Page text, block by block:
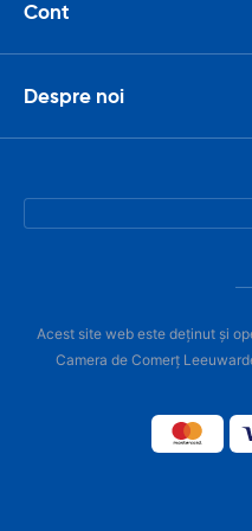
Cont
Despre noi
Acest site web este deținut și
Camera de Comerț